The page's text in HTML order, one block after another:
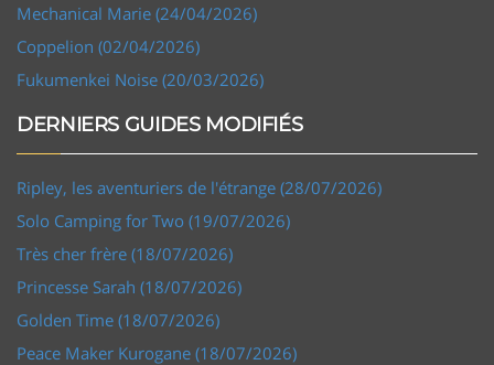
Mechanical Marie (24/04/2026)
Coppelion (02/04/2026)
Fukumenkei Noise (20/03/2026)
DERNIERS GUIDES MODIFIÉS
Ripley, les aventuriers de l'étrange (28/07/2026)
Solo Camping for Two (19/07/2026)
Très cher frère (18/07/2026)
Princesse Sarah (18/07/2026)
Golden Time (18/07/2026)
Peace Maker Kurogane (18/07/2026)